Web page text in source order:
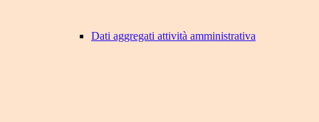
Dati aggregati attività amministrativa